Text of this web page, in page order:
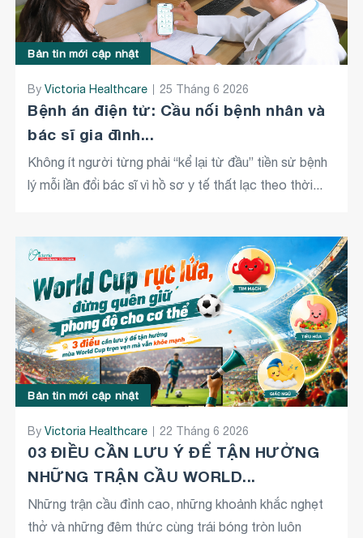
Bản tin mới cập nhật
ByVictoria Healthcare 25 Tháng 6 2026
Bệnh án điện tử: Cầu nối bệnh nhân và
bác sĩ gia đình...
Không ít người từng phải “kể lại từ đầu” tiền sử bệnh
lý mỗi lần đổi bác sĩ vì hồ sơ y tế thất lạc theo thời...
Bản tin mới cập nhật
ByVictoria Healthcare 22 Tháng 6 2026
03 ĐIỀU CẦN LƯU Ý ĐỂ TẬN HƯỞNG
NHỮNG TRẬN CẦU WORLD...
Những trận cầu đỉnh cao, những khoảnh khắc nghẹt
thở và những đêm thức cùng trái bóng tròn luôn